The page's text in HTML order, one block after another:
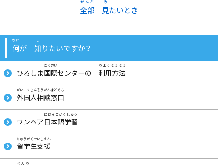
全部
見たいとき
何が 知りたいですか？
ひろしま国際センターの 利用方法
外国人相談窓口
ワンペア日本語学習
留学生支援